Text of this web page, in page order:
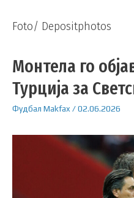
Foto/ Depositphotos
Монтела го
Турција за
Фудбал Makfax /02.06.2026